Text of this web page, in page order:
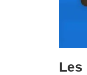
Les